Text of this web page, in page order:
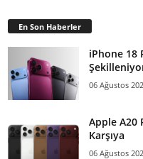
En Son Haberler
iPhone 18
06 Ağustos
Apple A20
Karşıya
06 Ağustos